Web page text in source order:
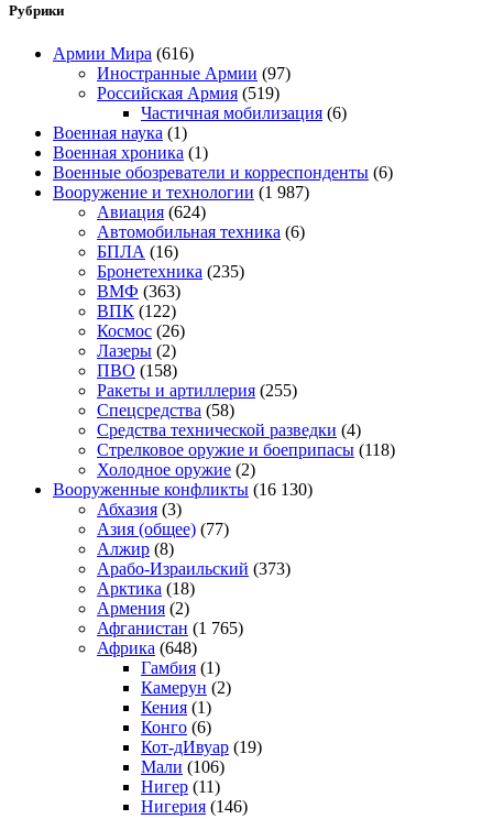
Рубрики
Армии Мира (616)
Иностранные Армии (97)
Российская Армия (519)
Частичная мобилизация (6)
Военная наука (1)
Военная хроника (1)
Военные обозреватели и корреспонденты (6)
Вооружение и технологии (1 987)
Авиация (624)
Автомобильная техника (6)
БПЛА (16)
Бронетехника (235)
ВМФ (363)
ВПК (122)
Космос (26)
Лазеры (2)
ПВО (158)
Ракеты и артиллерия (255)
Спецсредства (58)
Средства технической разведки (4)
Стрелковое оружие и боеприпасы (118)
Холодное оружие (2)
Вооруженные конфликты (16 130)
Абхазия (3)
Азия (общее) (77)
Алжир (8)
Арабо-Израильский (373)
Арктика (18)
Армения (2)
Афганистан (1 765)
Африка (648)
Гамбия (1)
Камерун (2)
Кения (1)
Конго (6)
Кот-дИвуар (19)
Мали (106)
Нигер (11)
Нигерия (146)